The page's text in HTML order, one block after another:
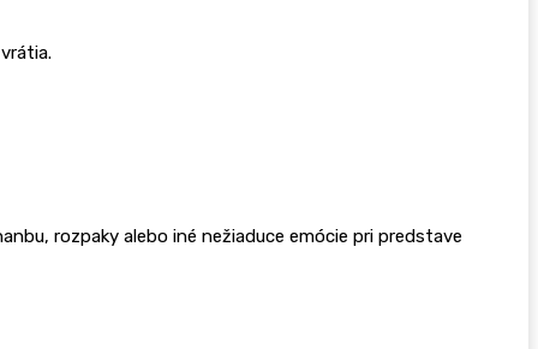
rozpaky alebo iné nežiaduce emócie pri predstave